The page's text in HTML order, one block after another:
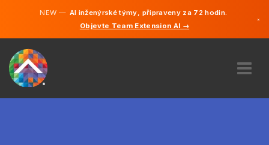
NEW —AI inženýrské týmy, připraveny za 72 hodin.
Objevte Team Extension AI →
×
Angličtina